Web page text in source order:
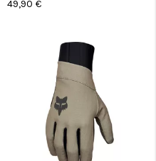
49,90 €